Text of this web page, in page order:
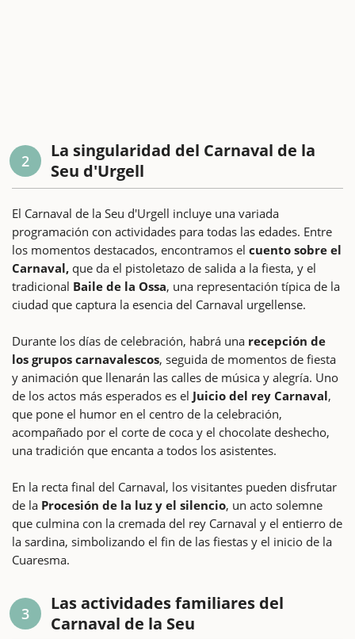
2
La singularidad del Carnaval de la
Seu d'Urgell
El Carnaval de la Seu d'Urgell incluye una variada
programación con actividades para todas las edades. Entre
los momentos destacados, encontramos el cuento sobre el
Carnaval, que da el pistoletazo de salida a la fiesta, y el
tradicional Baile de la Ossa, una representación típica de la
ciudad que captura la esencia del Carnaval urgellense.
Durante los días de celebración, habrá una recepción de
los grupos carnavalescos, seguida de momentos de fiesta
y animación que llenarán las calles de música y alegría. Uno
de los actos más esperados es el Juicio del rey Carnaval,
que pone el humor en el centro de la celebración,
acompañado por el corte de coca y el chocolate deshecho,
una tradición que encanta a todos los asistentes.
En la recta final del Carnaval, los visitantes pueden disfrutar
de la Procesión de la luz y el silencio, un acto solemne
que culmina con la cremada del rey Carnaval y el entierro de
la sardina, simbolizando el fin de las fiestas y el inicio de la
Cuaresma.
3
Las actividades familiares del
Carnaval de la Seu